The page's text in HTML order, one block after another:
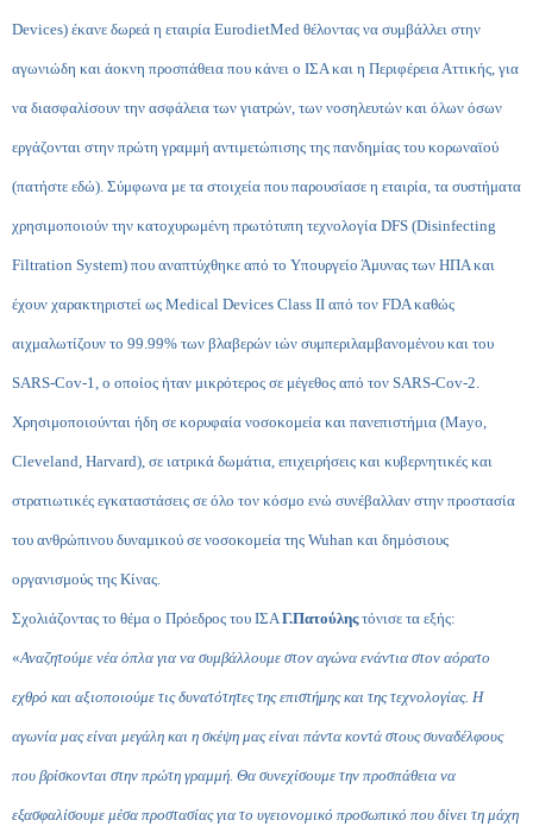
Devices) έκανε δωρεά η εταιρία ΕurodietMed θέλοντας να συμβάλλει στην
αγωνιώδη και άοκνη προσπάθεια που κάνει ο ΙΣΑ και η Περιφέρεια Αττικής, για
να διασφαλίσουν την ασφάλεια των γιατρών, των νοσηλευτών και όλων όσων
εργάζονται στην πρώτη γραμμή αντιμετώπισης της πανδημίας του κορωναϊού
(πατήστε εδώ). Σύμφωνα με τα στοιχεία που παρουσίασε η εταιρία, τα συστήματα
χρησιμοποιούν την κατοχυρωμένη πρωτότυπη τεχνολογία DFS (Disinfecting
Filtration System) που αναπτύχθηκε από το Υπουργείο Άμυνας των ΗΠΑ και
έχουν χαρακτηριστεί ως Medical Devices Class II από τον FDA καθώς
αιχμαλωτίζουν το 99.99% των βλαβερών ιών συμπεριλαμβανομένου και του
SARS-Cov-1, ο οποίος ήταν μικρότερος σε μέγεθος από τον SARS-Cov-2.
Χρησιμοποιούνται ήδη σε κορυφαία νοσοκομεία και πανεπιστήμια (Mayo,
Cleveland, Harvard), σε ιατρικά δωμάτια, επιχειρήσεις και κυβερνητικές και
στρατιωτικές εγκαταστάσεις σε όλο τον κόσμο ενώ συνέβαλλαν στην προστασία
του ανθρώπινου δυναμικού σε νοσοκομεία της Wuhan και δημόσιους
οργανισμούς της Κίνας.
Σχολιάζοντας το θέμα ο Πρόεδρος του ΙΣΑΓ.Πατούληςτόνισε τα εξής:
«Αναζητούμε νέα όπλα για να συμβάλλουμε στον αγώνα ενάντια στον αόρατο
εχθρό και αξιοποιούμε τις δυνατότητες της επιστήμης και της τεχνολογίας. Η
αγωνία μας είναι μεγάλη και η σκέψη μας είναι πάντα κοντά στους συναδέλφους
που βρίσκονται στην πρώτη γραμμή. Θα συνεχίσουμε την προσπάθεια να
εξασφαλίσουμε μέσα προστασίας για το υγειονομικό προσωπικό που δίνει τη μάχη